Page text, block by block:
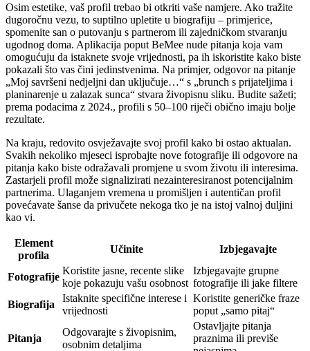
Osim estetike, vaš profil trebao bi otkriti vaše namjere. Ako tražite
dugoročnu vezu, to suptilno upletite u biografiju – primjerice,
spomenite san o putovanju s partnerom ili zajedničkom stvaranju
ugodnog doma. Aplikacija poput BeMee nude pitanja koja vam
omogućuju da istaknete svoje vrijednosti, pa ih iskoristite kako biste
pokazali što vas čini jedinstvenima. Na primjer, odgovor na pitanje
„Moj savršeni nedjeljni dan uključuje…“ s „brunch s prijateljima i
planinarenje u zalazak sunca“ stvara živopisnu sliku. Budite sažeti;
prema podacima z 2024., profili s 50–100 riječi obično imaju bolje
rezultate.
Na kraju, redovito osvježavajte svoj profil kako bi ostao aktualan.
Svakih nekoliko mjeseci isprobajte nove fotografije ili odgovore na
pitanja kako biste odražavali promjene u svom životu ili interesima.
Zastarjeli profil može signalizirati nezainteresiranost potencijalnim
partnerima. Ulaganjem vremena u promišljen i autentičan profil
povećavate šanse da privučete nekoga tko je na istoj valnoj duljini
kao vi.
Element
profila
Učinite Izbjegavajte
Fotografije
Koristite jasne, recente slike
koje pokazuju vašu osobnost
Izbjegavajte grupne
fotografije ili jake filtere
Biografija
Istaknite specifične interese i
vrijednosti
Koristite generičke fraze
poput „samo pitaj“
Pitanja
Odgovarajte s živopisnim,
osobnim detaljima
Ostavljajte pitanja
praznima ili previše